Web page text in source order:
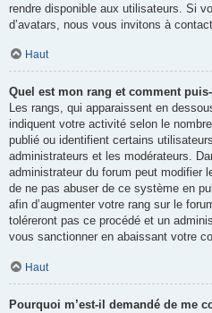
rendre disponible aux utilisateurs. Si
d’avatars, nous vous invitons à
Haut
Quel est mon rang et comment
Les rangs, qui apparaissent en
indiquent votre activité selon le
publié ou identifient certains
administrateurs et les modérateurs.
administrateur du forum peut modifier
de ne pas abuser de ce système en
afin d’augmenter votre rang sur le
toléreront pas ce procédé et un
vous sanctionner en abaissant votre
Haut
Pourquoi m’est-il demandé de me